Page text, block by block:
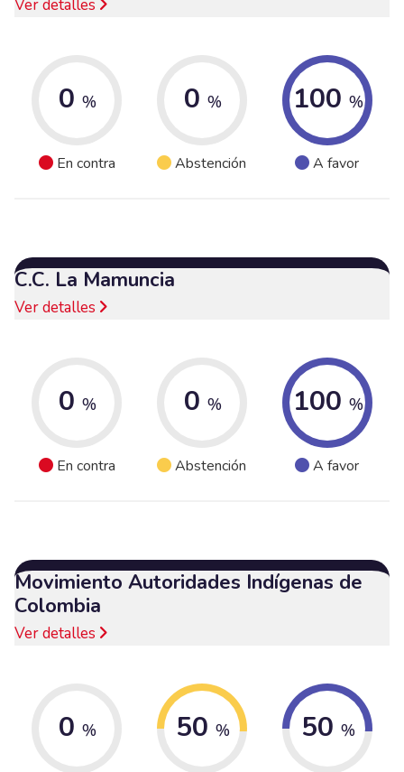
Ver detalles
0 %
En contra
0 %
Abstención
100 %
A favor
C.C. La Mamuncia
Ver detalles
0 %
En contra
0 %
Abstención
100 %
A favor
Movimiento Autoridades Indígenas de
Colombia
Ver detalles
0 % 50 % 50 %